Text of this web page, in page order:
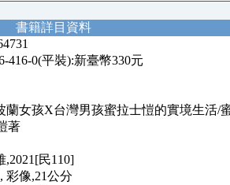
書籍詳目資料
416-0(平裝):新臺幣330元
蘭女孩X台灣男孩蜜拉士愷的實境生活/
著
,2021[民110]
彩像,21公分